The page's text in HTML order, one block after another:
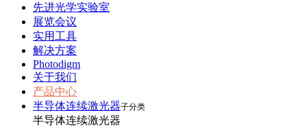
先进光学实验室
展览会议
实用工具
解决方案
Photodigm
关于我们
产品中心
半导体连续激光器子分类
半导体连续激光器